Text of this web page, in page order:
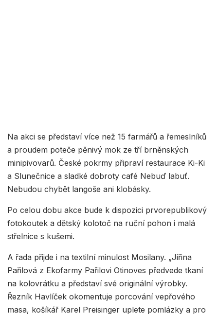
Na akci se představí více než 15 farmářů a řemeslníků
a proudem poteče pěnivý mok ze tří brněnských
minipivovarů. České pokrmy připraví restaurace Ki-Ki
a Slunečnice a sladké dobroty café Nebuď labuť.
Nebudou chybět langoše ani klobásky.
Po celou dobu akce bude k dispozici prvorepublikový
fotokoutek a dětský kolotoč na ruční pohon i malá
střelnice s kušemi.
A řada přijde i na textilní minulost Mosilany. „Jiřina
Pařilová z Ekofarmy Pařilovi Otinoves předvede tkaní
na kolovrátku a představí své originální výrobky.
Řezník Havlíček okomentuje porcování vepřového
masa, košíkář Karel Preisinger uplete pomlázky a pro